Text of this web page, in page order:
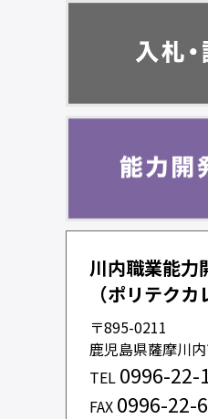
川内職業能力
（ポリテクカ
〒895-0211
鹿児島県薩摩川
TEL 0996-22-
FAX 0996-22-